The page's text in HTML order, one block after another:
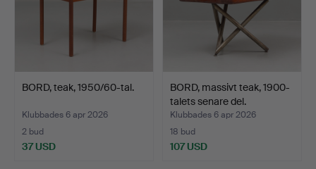
BORD, teak, 1950/60-tal.
Klubbades 6 apr 2026
2 bud
37 USD
BORD, massivt teak, 1900-
talets senare del.
Klubbades 6 apr 2026
18 bud
107 USD